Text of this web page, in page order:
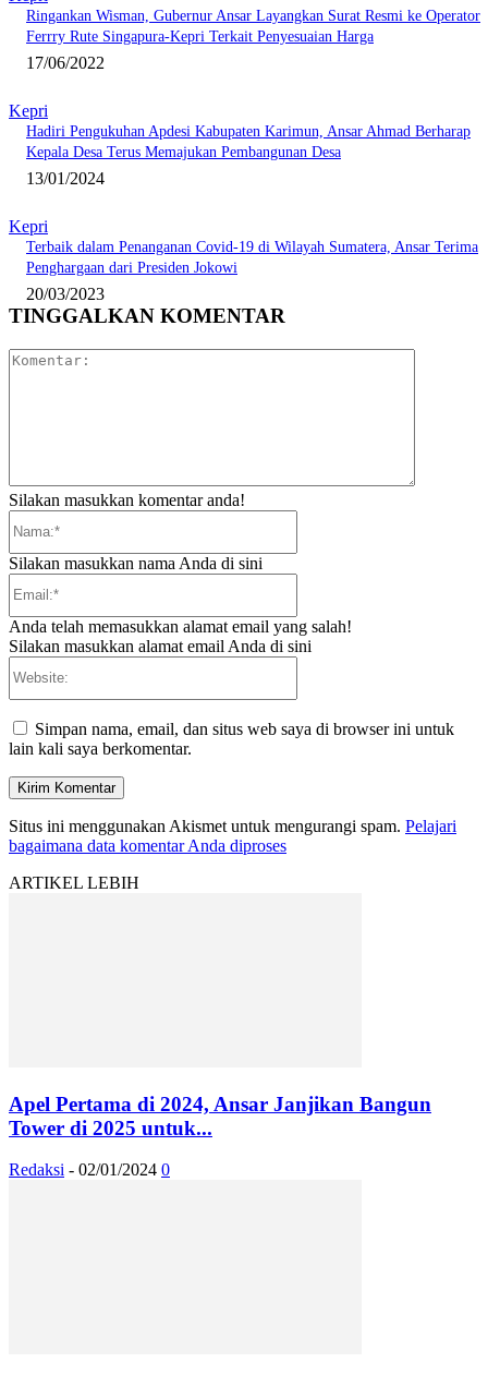
Ringankan Wisman, Gubernur Ansar Layangkan Surat Resmi ke Operator
Ferrry Rute Singapura-Kepri Terkait Penyesuaian Harga
17/06/2022
Kepri
Hadiri Pengukuhan Apdesi Kabupaten Karimun, Ansar Ahmad Berharap
Kepala Desa Terus Memajukan Pembangunan Desa
13/01/2024
Kepri
Terbaik dalam Penanganan Covid-19 di Wilayah Sumatera, Ansar Terima
Penghargaan dari Presiden Jokowi
20/03/2023
TINGGALKAN KOMENTAR
Silakan masukkan komentar anda!
Silakan masukkan nama Anda di sini
Anda telah memasukkan alamat email yang salah!
Silakan masukkan alamat email Anda di sini
Simpan nama, email, dan situs web saya di browser ini untuk
lain kali saya berkomentar.
Situs ini menggunakan Akismet untuk mengurangi spam. Pelajari
bagaimana data komentar Anda diproses
ARTIKEL LEBIH
Apel Pertama di 2024, Ansar Janjikan Bangun
Tower di 2025 untuk...
Redaksi - 02/01/2024 0